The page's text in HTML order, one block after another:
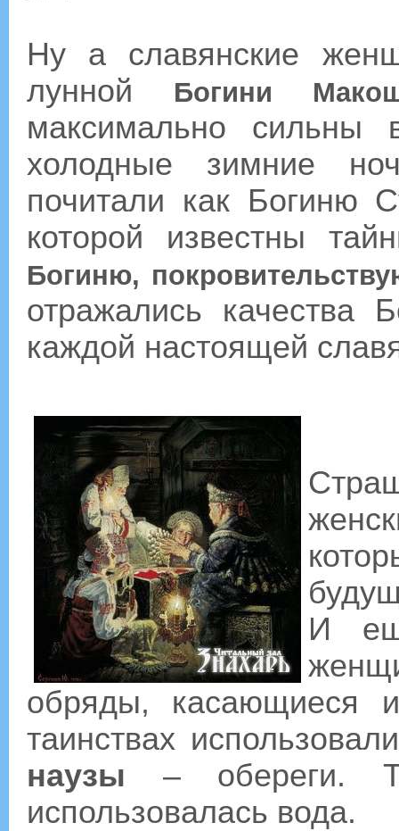
Ну а славянские
лунной
Богини
максимально сильны
холодные зимние
почитали как Богиню
которой известны
Богиню,
отражались качества
каждой настоящей
И
обряды, касающиеся
таинствах
наузы – обереги.
использовалась вода.